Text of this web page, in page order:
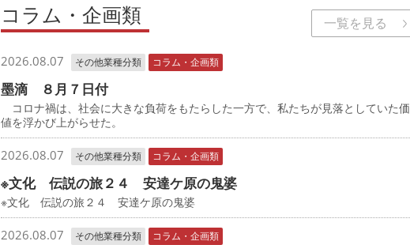
コラム・企画類 一覧を見る
2026.08.07 その他業種分類 コラム・企画類
墨滴 ８月７日付
コロナ禍は、社会に大きな負荷をもたらした一方で、私たちが見落としていた価
値を浮かび上がらせた。
2026.08.07 その他業種分類 コラム・企画類
※文化 伝説の旅２４ 安達ケ原の鬼婆
※文化 伝説の旅２４ 安達ケ原の鬼婆
2026.08.07 その他業種分類 コラム・企画類